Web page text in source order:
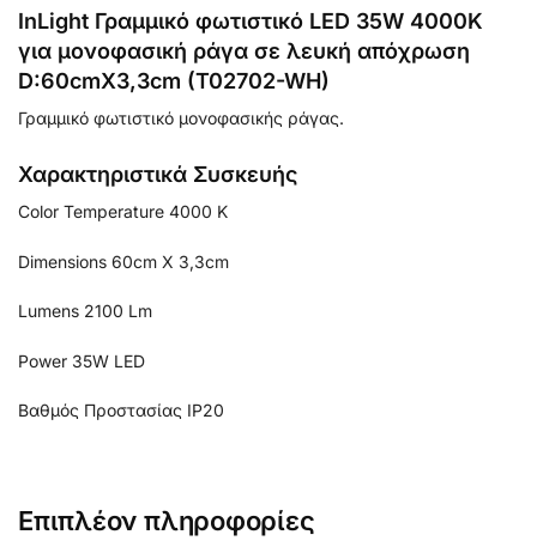
InLight Γραμμικό φωτιστικό LED 35W 4000K
για μονοφασική ράγα σε λευκή απόχρωση
D:60cmX3,3cm (T02702-WH)
Γραμμικό φωτιστικό μονοφασικής ράγας.
Χαρακτηριστικά Συσκευής
Color Temperature 4000 K
Dimensions 60cm X 3,3cm
Lumens 2100 Lm
Power 35W LED
Βαθμός Προστασίας IP20
Επιπλέον πληροφορίες